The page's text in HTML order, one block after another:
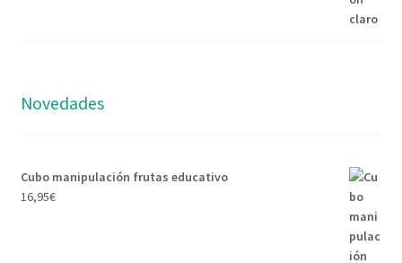
Novedades
Cubo manipulación frutas educativo
16,95€